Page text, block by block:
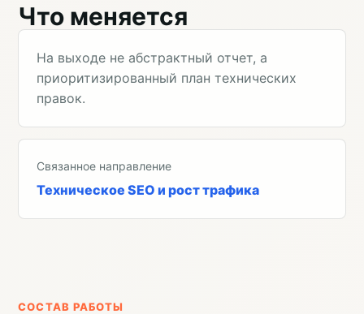
Что меняется
На выходе не абстрактный отчет, а
приоритизированный план технических
правок.
Связанное направление
Техническое SEO и рост трафика
СОСТАВ РАБОТЫ